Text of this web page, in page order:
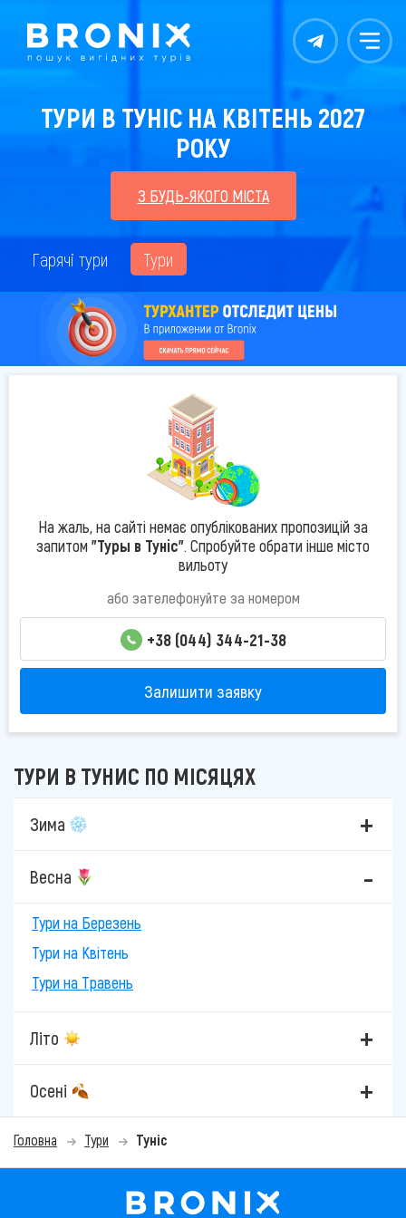
Контакты Меню
ТУРИ В ТУНІС НА КВІТЕНЬ 2027
РОКУ
З БУДЬ-ЯКОГО МІСТА
Гарячі тури Тури
На жаль, на сайті немає опублікованих пропозицій за
запитом "Туры в Туніс". Спробуйте обрати інше місто
вильоту
або зателефонуйте за номером
+38 (044) 344-21-38
Залишити заявку
ТУРИ В ТУНИС ПО МІСЯЦЯХ
Зима
Весна
Тури на Березень
Тури на Квітень
Тури на Травень
Літо
Осені
Головна Тури Туніс